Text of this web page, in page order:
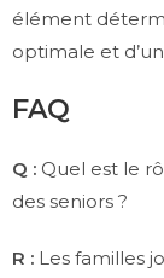
élément
optimale et
FAQ
Q : Quel est le
des seniors ?
R : Les familles